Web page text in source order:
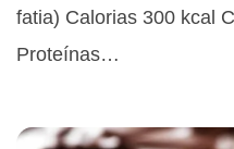
fatia) Calorias 300 kcal
Proteínas…